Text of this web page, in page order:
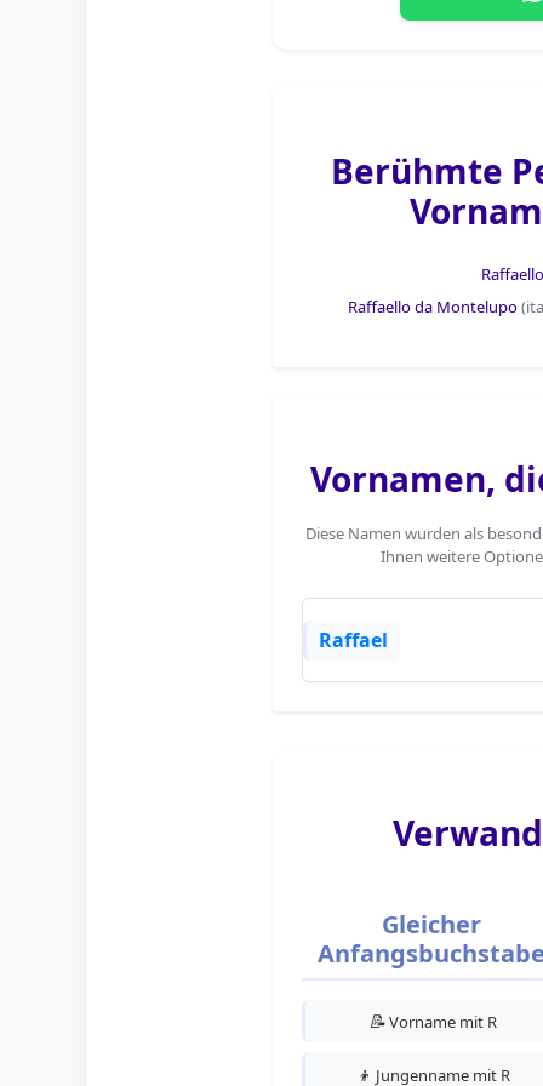
Berühmte
Raffaello da Montelupo
Vornamen,
Diese Namen wurden als
Ihnen weitere
Raffael
Gleicher
📝Vorname mit R
👦 Jungenname mit R